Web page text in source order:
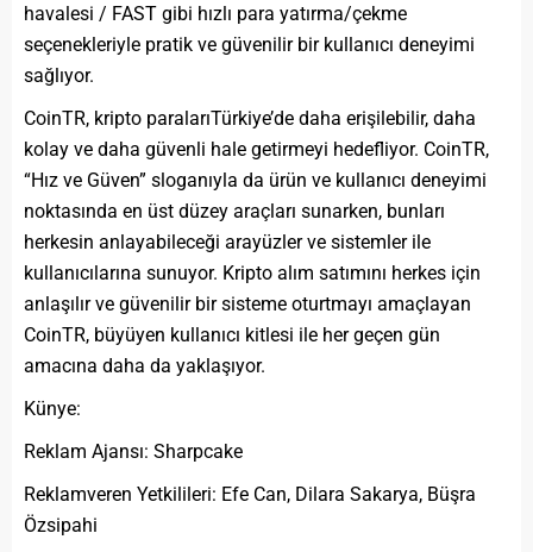
havalesi / FAST gibi hızlı para yatırma/çekme
seçenekleriyle pratik ve güvenilir bir kullanıcı deneyimi
sağlıyor.
CoinTR, kripto paralarıTürkiye’de daha erişilebilir, daha
kolay ve daha güvenli hale getirmeyi hedefliyor. CoinTR,
“Hız ve Güven” sloganıyla da ürün ve kullanıcı deneyimi
noktasında en üst düzey araçları sunarken, bunları
herkesin anlayabileceği arayüzler ve sistemler ile
kullanıcılarına sunuyor. Kripto alım satımını herkes için
anlaşılır ve güvenilir bir sisteme oturtmayı amaçlayan
CoinTR, büyüyen kullanıcı kitlesi ile her geçen gün
amacına daha da yaklaşıyor.
Künye:
Reklam Ajansı: Sharpcake
Reklamveren Yetkilileri: Efe Can, Dilara Sakarya, Büşra
Özsipahi